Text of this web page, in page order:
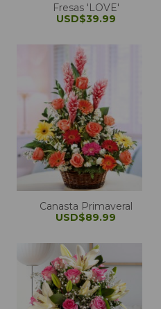
Fresas 'LOVE'
USD$39.99
Canasta Primaveral
USD$89.99